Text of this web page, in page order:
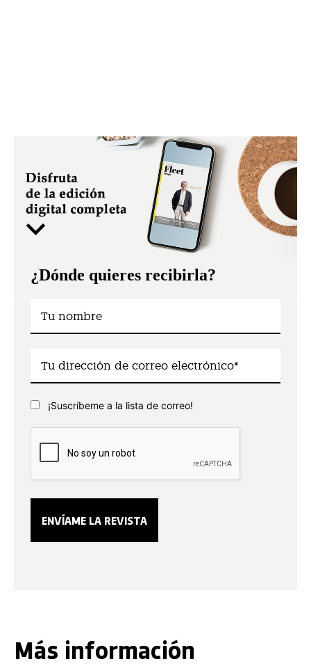
¿Dónde quieres recibirla?
¡Suscríbeme a la lista de correo!
Más información